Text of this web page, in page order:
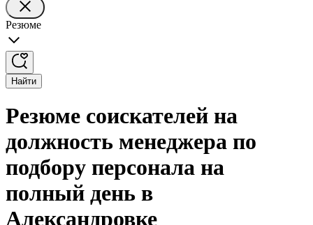
Резюме
Найти
Резюме соискателей на
должность менеджера по
подбору персонала на
полный день в
Александровке